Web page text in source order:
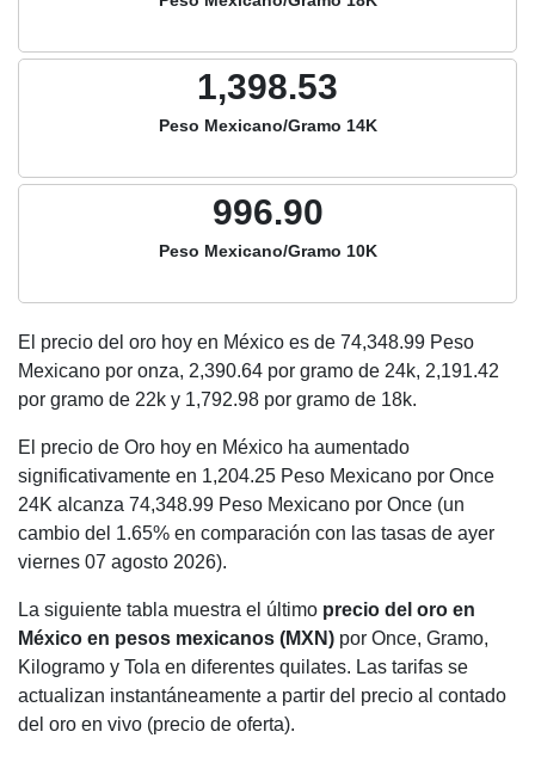
1,398.53
Peso Mexicano/Gramo 14K
996.90
Peso Mexicano/Gramo 10K
El precio del oro hoy en México es de 74,348.99 Peso
Mexicano por onza, 2,390.64 por gramo de 24k, 2,191.42
por gramo de 22k y 1,792.98 por gramo de 18k.
El precio de Oro hoy en México ha aumentado
significativamente en 1,204.25 Peso Mexicano por Once
24K alcanza 74,348.99 Peso Mexicano por Once (un
cambio del 1.65% en comparación con las tasas de ayer
viernes 07 agosto 2026).
La siguiente tabla muestra el último precio del oro en
México en pesos mexicanos (MXN) por Once, Gramo,
Kilogramo y Tola en diferentes quilates. Las tarifas se
actualizan instantáneamente a partir del precio al contado
del oro en vivo (precio de oferta).